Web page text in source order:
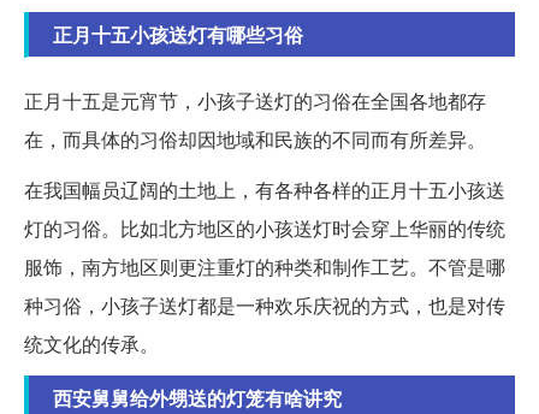
正月十五小孩送灯有哪些习俗
正月十五是元宵节，小孩子送灯的习俗在全国各地都存
在，而具体的习俗却因地域和民族的不同而有所差异。
在我国幅员辽阔的土地上，有各种各样的正月十五小孩送
灯的习俗。比如北方地区的小孩送灯时会穿上华丽的传统
服饰，南方地区则更注重灯的种类和制作工艺。不管是哪
种习俗，小孩子送灯都是一种欢乐庆祝的方式，也是对传
统文化的传承。
西安舅舅给外甥送的灯笼有啥讲究